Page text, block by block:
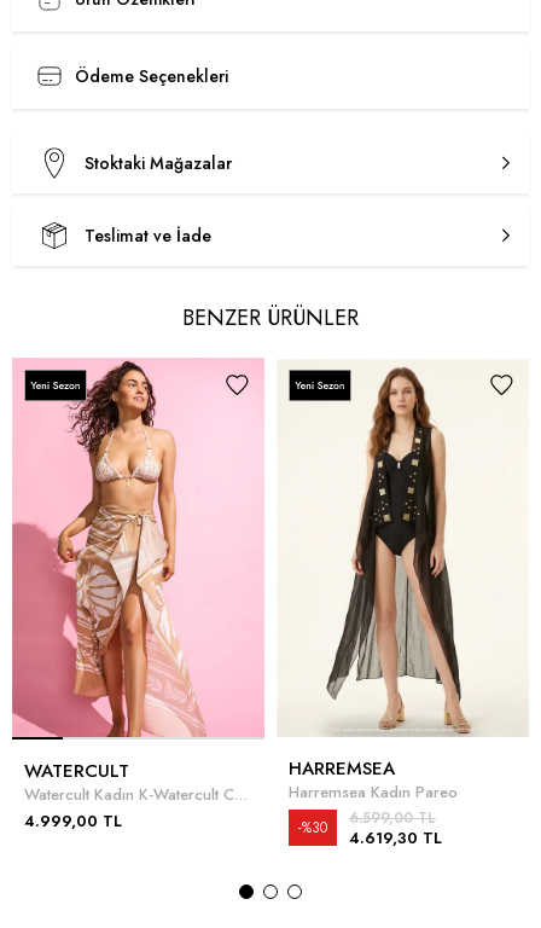
Ödeme Seçenekleri
Stoktaki Mağazalar
Teslimat ve İade
BENZER ÜRÜNLER
WATERCULT
Watercult Kadın K-Watercult Coastal Bohemia Pareo
4.999,00 TL
HARREMSEA
Harremsea Kadın Pareo
4.619,30 TL
6.599,00 TL
%30